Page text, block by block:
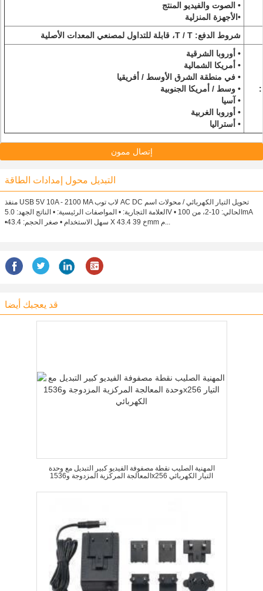
• الصوت والفيديو المنتج
•الأجهزة المنزلية
شروط الدفع: T / T، قابلة للتداول لمصنعي المعدات الأصلية
• أوروبا الشرقية
• أمريكا الشمالية
• في منطقة الشرق الأوسط / أفريقيا
• وسط / أمريكا الجنوبية
• آسيا
• أوروبا الغربية
• أستراليا
إتصال ممون
التبديل محول إمدادات الطاقة
منفذ USB 5V 10A - 2100 MA لاب توب AC DC تحويل التيار الكهربائي / محولات اسم
العلامة التجارية: • المواصفات الرئيسية: • الناتج الجهد: 5.0V • الحالي: 10-2، من 100mA
•سهل الاستخدام • صغر الحجم: 43.4 X 43.4 خ 39mm م...
قد يعجبك أيضا
المهنية الصليب نقطة مصفوفة الفيديو كبير التبديل مع وحدة
المعالجة المركزية المزدوجة و1536x256 التيار الكهربائي